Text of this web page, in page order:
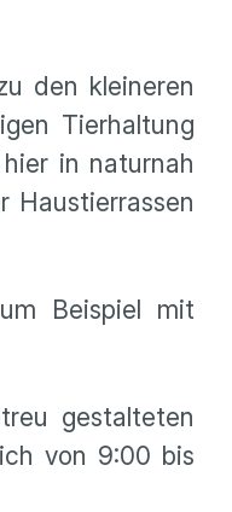
den kleineren
Tierhaltung
in naturnah
Beispiel mit
gestalteten
von 9:00 bis